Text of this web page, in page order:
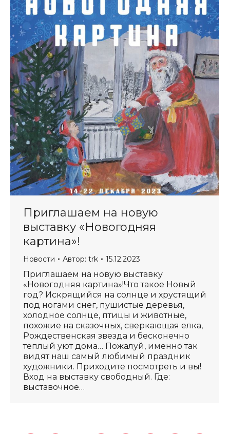
Приглашаем на новую
выставку «Новогодняя
картина»!
Новости Автор: trk 15.12.2023
Приглашаем на новую выставку
«Новогодняя картина»!Что такое Новый
год? Искрящийся на солнце и хрустящий
под ногами снег, пушистые деревья,
холодное солнце, птицы и животные,
похожие на сказочных, сверкающая елка,
Рождественская звезда и бесконечно
теплый уют дома… Пожалуй, именно так
видят наш самый любимый праздник
художники. Приходите посмотреть и вы!
Вход на выставку свободный. Где:
выставочное…